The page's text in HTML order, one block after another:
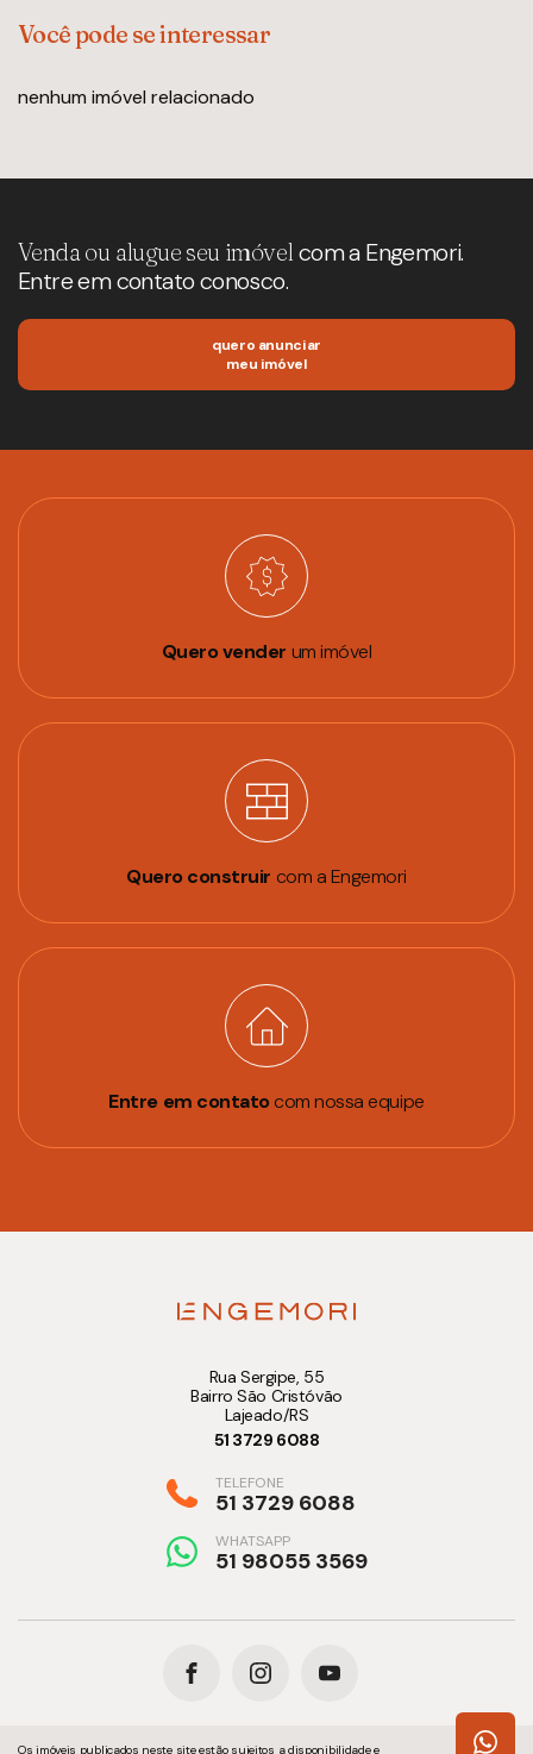
Você pode se interessar
nenhum imóvel relacionado
Venda ou alugue seu imóvel com a Engemori.
Entre em contato conosco.
quero anunciar
meu imóvel
Quero vender um imóvel
Quero construir com a Engemori
Entre em contatocom nossa equipe
Rua Sergipe, 55
Bairro São Cristóvão
Lajeado/RS
51 3729 6088
TELEFONE
51 3729 6088
WHATSAPP
51 98055 3569
Os imóveis publicados neste site estão sujeitos a disponibilidade e